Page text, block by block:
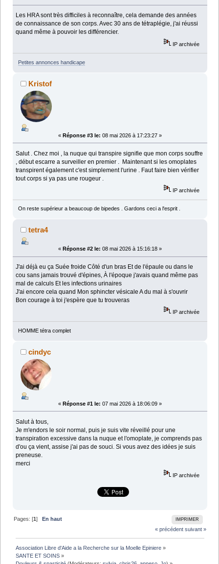
Les HRA sont très difficiles à reconnaître, cela demande des années
de connaissance de son corps. Avec 30 ans de tétraplégie, j'ai réussi
quand même à pouvoir les différencier.
IP archivée
Petites annonces handicape
Kristof
« Réponse #3 le: 08 mai 2026 à 17:23:27 »
Salut . Chez moi , la nuque qui transpire signifie que mon corps souffre
, début escarre a surveiller en premier . Maintenant si les omoplates
transpirent également c'est simplement l'urine . Faut faire bien vérifier
tout corps si ya pas une rougeur .
IP archivée
On reste supérieur a beaucoup de bipedes . Gardons ceci a l'esprit .
tetra4
« Réponse #2 le: 08 mai 2026 à 15:16:18 »
J'ai déjà eu ça Suée froide Côté d'un bras Et de l'épaule ou dans le
cou sans jamais trouvé d'épines, À l'époque j'avais quand même pas
mal de calculs Et les infections urinaires
J'ai encore cela quand Mon sphincter vésicale A du mal à s'ouvrir
Bon courage à toi j'espère que tu trouveras
IP archivée
HOMME tétra complet
cindyc
« Réponse #1 le: 07 mai 2026 à 18:06:09 »
Salut à tous,
Je m'endors le soir normal, puis je suis vite réveillé pour une
transpiration excessive dans la nuque et l'omoplate, je comprends pas
d'ou ça vient, assise j'ai pas de souci. Si vous avez des idées je suis
preneuse.
merci
IP archivée
IMPRIMER
Pages: [1]En haut
« précédent suivant »
Association Libre d'Aide a la Recherche sur la Moelle Epiniere »
SANTE ET SOINS »